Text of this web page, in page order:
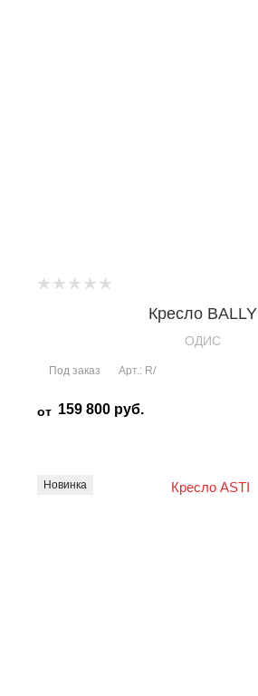
Кресло BALLY
OДИС
Под заказ Арт.: R/
от 159 800 руб.
Новинка